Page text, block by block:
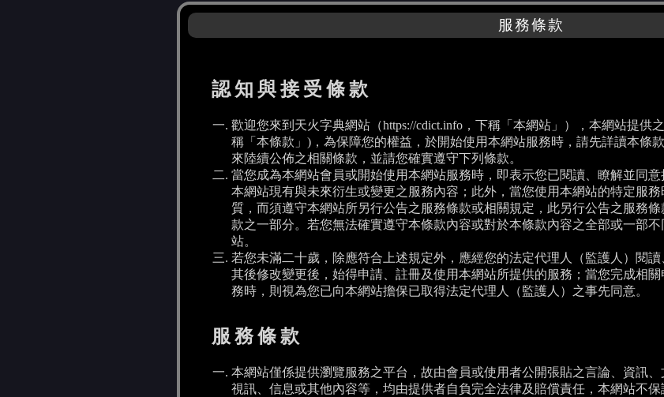
服務條款
認知與接受條款
歡迎您來到天火字典網站（https://cdict.info，下稱「本網站」），本網站提供
稱「本條款」)，為保障您的權益，於開始使用本網站服務時，請先詳讀本條
來陸續公佈之相關條款，並請您確實遵守下列條款。
當您成為本網站會員或開始使用本網站服務時，即表示您已閱讀、瞭解並同
本網站現有與未來衍生或變更之服務內容；此外，當您使用本網站的特定服
質，而須遵守本網站所另行公告之服務條款或相關規定，此另行公告之服務
款之一部分。若您無法確實遵守本條款內容或對於本條款內容之全部或一部
站。
若您未滿二十歲，除應符合上述規定外，應經您的法定代理人（監護人）閱
其後修改變更後，始得申請、註冊及使用本網站所提供的服務；當您完成相
務時，則視為您已向本網站擔保已取得法定代理人（監護人）之事先同意。
服務條款
本網站僅係提供瀏覽服務之平台，故由會員或使用者公開張貼之言論、資訊、
視訊、信息或其他內容等，均由提供者自負完全法律及賠償責任，本網站不